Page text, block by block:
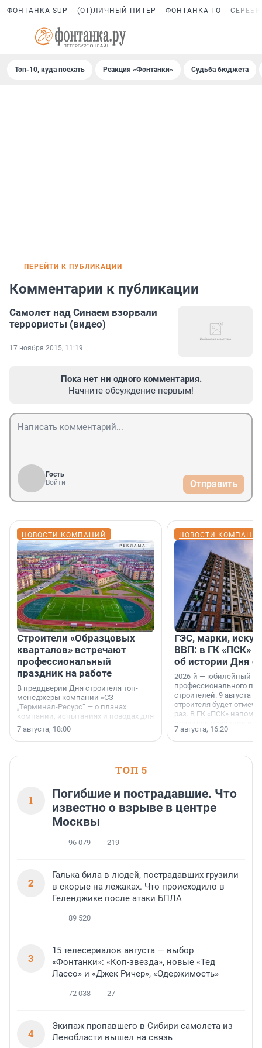
ФОНТАНКА SUP (ОТ)ЛИЧНЫЙ ПИТЕР ФОНТАНКА ГО
Топ-10, куда поехать Реакция «Фонтанки» Судьба бюджета
ПЕРЕЙТИ К ПУБЛИКАЦИИ
Комментарии к публикации
Самолет над Синаем взорвали
террористы (видео)
17 ноября 2015, 11:19
Пока нет ни одного комментария.
Начните обсуждение первым!
Гость
Войти
Отправить
НОВОСТИ КОМПАНИЙ
Строители «Образцовых
кварталов» встречают
профессиональный
праздник на работе
В преддверии Дня строителя топ-
менеджеры компании «СЗ
„Терминал-Ресурс“ — о планах
компании, испытаниях и поводах для
осторожного оптимизма.
7 августа, 18:00
НОВОСТИ
ГЭС, марки,
ВВП: в ГК «ПСК»
об истории Дня
2026-й — юбилейный
профессионального
строителей. 9 августа
строителя будет
раз. В ГК «ПСК»
поменялась роль
7 августа, 16:20
ТОП 5
1
Погибшие и пострадавшие. Что
известно о взрыве в центре
Москвы
96 079 219
2
Галька била в людей, пострадавших грузили
в скорые на лежаках. Что происходило в
Геленджике после атаки БПЛА
89 520
3
15 телесериалов августа — выбор
«Фонтанки»: «Коп-звезда», новые «Тед
Лассо» и «Джек Ричер», «Одержимость»
72 038 27
4
Экипаж пропавшего в Сибири самолета из
Ленобласти вышел на связь